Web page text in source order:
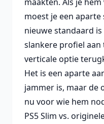
moest je een
nieuwe standaard
slankere profiel
verticale optie
Het is een aparte
jammer is, maar de
nu voor wie hem
PS5 Slim vs.